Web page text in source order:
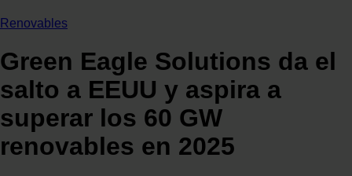
Renovables
Green Eagle Solutions da el
salto a EEUU y aspira a
superar los 60 GW
renovables en 2025